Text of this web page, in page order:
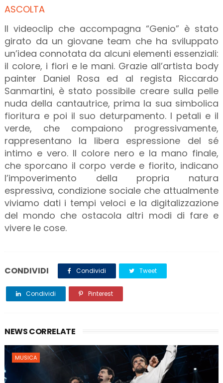
ASCOLTA
Il videoclip che accompagna “Genio” è stato
girato da un giovane team che ha sviluppato
un’idea connotata da alcuni elementi essenziali:
il colore, i fiori e le mani. Grazie all’artista body
painter Daniel Rosa ed al regista Riccardo
Sanmartini, è stato possibile creare sulla pelle
nuda della cantautrice, prima la sua simbolica
fioritura e poi il suo deturpamento. I petali e il
verde, che compaiono progressivamente,
rappresentano la libera espressione del sé
intimo e vero. Il colore nero e la mano finale,
che sporcano il corpo verde e fiorito, indicano
l’impoverimento della propria natura
espressiva, condizione sociale che attualmente
viviamo dati i tempi veloci e la digitalizzazione
del mondo che ostacola altri modi di fare e
vivere le cose.
CONDIVIDI Condividi Tweet
Condividi Pinterest
NEWS CORRELATE
MUSICA